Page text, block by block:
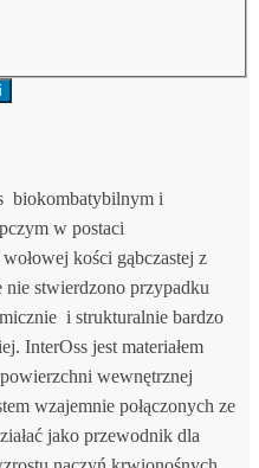
biokombatybilnym i
w postaci
kości gąbczastej z
nie stwierdzono przypadku
i strukturalnie bardzo
InterOss jest materiałem
wewnętrznej
wzajemnie połączonych ze
jako przewodnik dla